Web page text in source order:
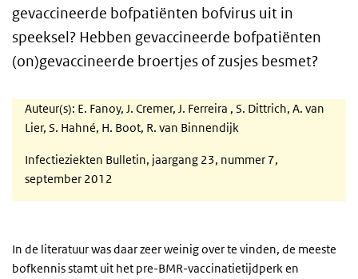
gevaccineerde bofpatiënten bofvirus uit in
speeksel? Hebben gevaccineerde bofpatiënten
(on)gevaccineerde broertjes of zusjes besmet?
Auteur(s): E. Fanoy, J. Cremer, J. Ferreira , S. Dittrich, A. van
Lier, S. Hahné, H. Boot, R. van Binnendijk
Infectieziekten Bulletin, jaargang 23, nummer 7,
september 2012
In de literatuur was daar zeer weinig over te vinden, de meeste
bofkennis stamt uit het pre-BMR-vaccinatietijdperk en